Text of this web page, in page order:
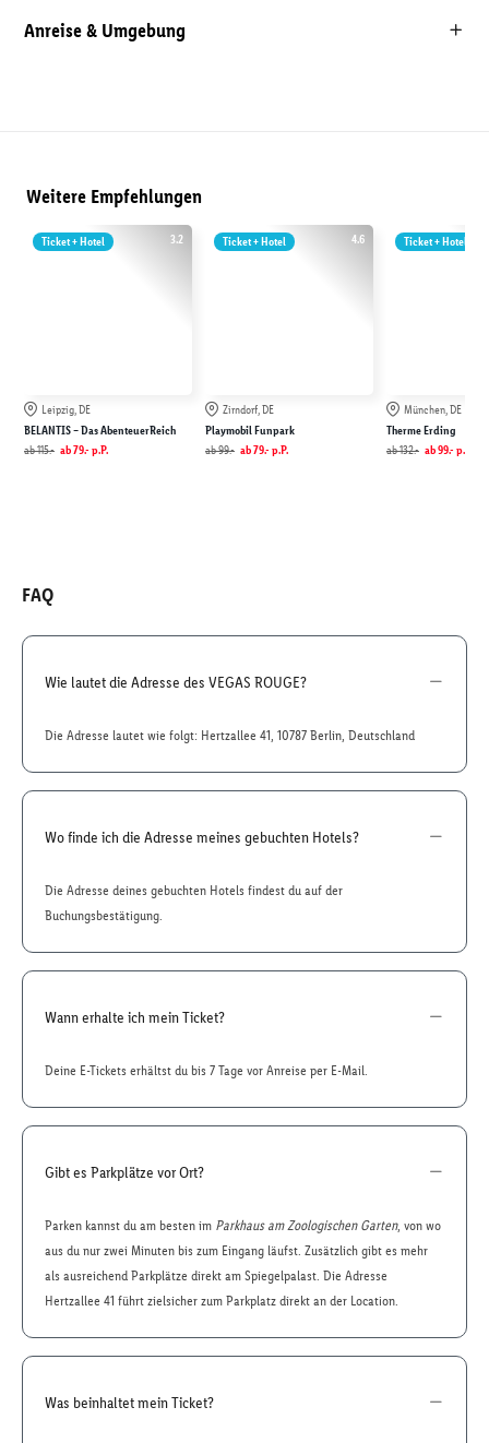
Anreise & Umgebung
Weitere Empfehlungen
3.2
Ticket + Hotel
Leipzig, DE
BELANTIS – Das AbenteuerReich
ab115.- ab79.- p.P.
4.6
Ticket + Hotel
Zirndorf, DE
Playmobil Funpark
ab99.- ab79.- p.P.
Ticket + Hotel
München, DE
Therme Erding
ab132.- ab99.- p.P.
FAQ
Wie lautet die Adresse des VEGAS ROUGE?
Die Adresse lautet wie folgt: Hertzallee 41, 10787 Berlin, Deutschland
Wo finde ich die Adresse meines gebuchten Hotels?
Die Adresse deines gebuchten Hotels findest du auf der
Buchungsbestätigung.
Wann erhalte ich mein Ticket?
Deine E-Tickets erhältst du bis 7 Tage vor Anreise per E-Mail.
Gibt es Parkplätze vor Ort?
Parken kannst du am besten im Parkhaus am Zoologischen Garten, von wo
aus du nur zwei Minuten bis zum Eingang läufst. Zusätzlich gibt es mehr
als ausreichend Parkplätze direkt am Spiegelpalast. Die Adresse
Hertzallee 41 führt zielsicher zum Parkplatz direkt an der Location.
Was beinhaltet mein Ticket?